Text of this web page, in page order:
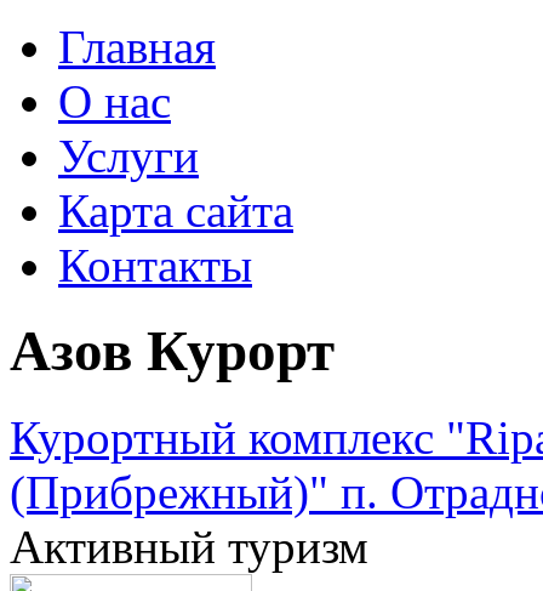
Главная
О нас
Услуги
Карта сайта
Контакты
Азов Курорт
Курортный комплекс
(Прибрежный)" п.
Активный туризм